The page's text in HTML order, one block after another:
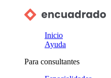
Inicio
Ayuda
Para consultantes